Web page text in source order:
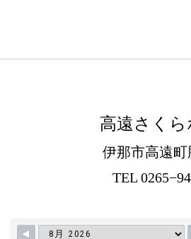
高遠さく
伊那市高遠町
TEL